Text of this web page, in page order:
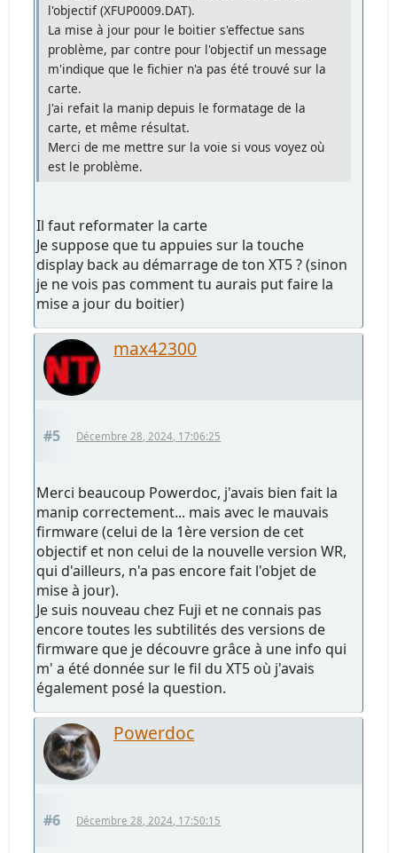
l'objectif (XFUP0009.DAT).
La mise à jour pour le boitier s'effectue sans
problème, par contre pour l'objectif un message
m'indique que le fichier n'a pas été trouvé sur la
carte.
J'ai refait la manip depuis le formatage de la
carte, et même résultat.
Merci de me mettre sur la voie si vous voyez où
est le problème.
Il faut reformater la carte
Je suppose que tu appuies sur la touche
display back au démarrage de ton XT5 ? (sinon
je ne vois pas comment tu aurais put faire la
mise a jour du boitier)
max42300
#5 Décembre 28, 2024, 17:06:25
Merci beaucoup Powerdoc, j'avais bien fait la
manip correctement... mais avec le mauvais
firmware (celui de la 1ère version de cet
objectif et non celui de la nouvelle version WR,
qui d'ailleurs, n'a pas encore fait l'objet de
mise à jour).
Je suis nouveau chez Fuji et ne connais pas
encore toutes les subtilités des versions de
firmware que je découvre grâce à une info qui
m' a été donnée sur le fil du XT5 où j'avais
également posé la question.
Powerdoc
#6 Décembre 28, 2024, 17:50:15